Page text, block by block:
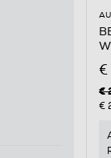
BEATS
€
€
€